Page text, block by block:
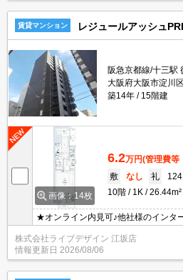
賃貸マンション レジュールアッシュ
阪急京都線/十三駅
大阪府大阪市淀川
築14年
15階建
画像：14枚
6.2万円(管理費等
敷
なし 礼
10階
1K 26.44m²
★オンライン内見可♪他社様のインタ
案内可能です！
株式会社ライブデザイン 江坂店
情報更新日 2026/08/06